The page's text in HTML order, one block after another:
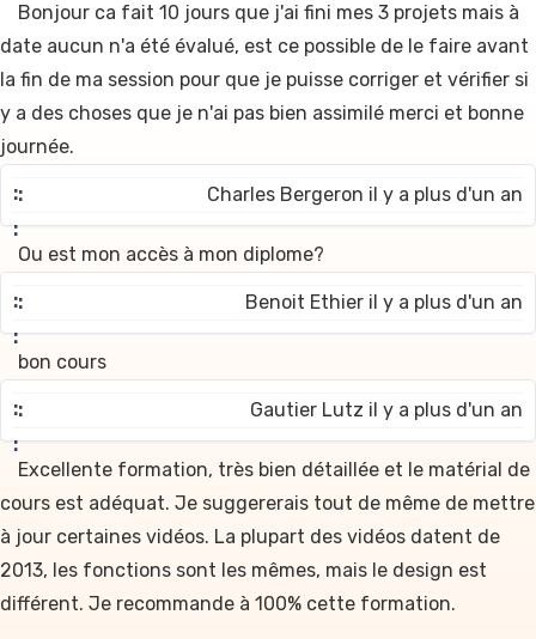
Bonjour ca fait 10 jours que j'ai fini mes 3 projets mais à
date aucun n'a été évalué, est ce possible de le faire avant
la fin de ma session pour que je puisse corriger et vérifier si
y a des choses que je n'ai pas bien assimilé merci et bonne
journée.
Charles Bergeron il y a plus d'un an
Ou est mon accès à mon diplome?
Benoit Ethier il y a plus d'un an
bon cours
Gautier Lutz il y a plus d'un an
Excellente formation, très bien détaillée et le matérial de
cours est adéquat. Je suggererais tout de même de mettre
à jour certaines vidéos. La plupart des vidéos datent de
2013, les fonctions sont les mêmes, mais le design est
différent. Je recommande à 100% cette formation.